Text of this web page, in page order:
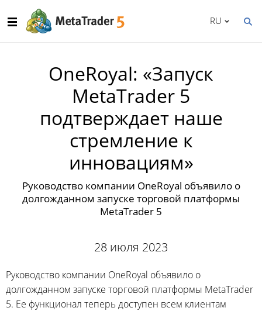
RU
OneRoyal: «Запуск
MetaTrader 5
подтверждает наше
стремление к
инновациям»
Руководство компании OneRoyal объявило о
долгожданном запуске торговой платформы
MetaTrader 5
28 июля 2023
Руководство компании OneRoyal объявило о
долгожданном запуске торговой платформы MetaTrader
5. Ее функционал теперь доступен всем клиентам